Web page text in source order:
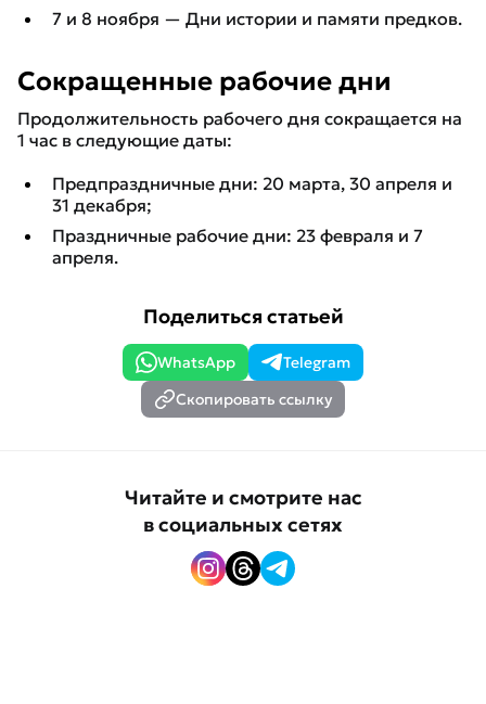
7 и 8 ноября — Дни истории и памяти предков.
Сокращенные рабочие дни
Продолжительность рабочего дня сокращается на
1 час в следующие даты:
Предпраздничные дни: 20 марта, 30 апреля и
31 декабря;
Праздничные рабочие дни: 23 февраля и 7
апреля.
Поделиться статьей
WhatsApp
Telegram
Скопировать ссылку
Читайте и смотрите нас
в социальных сетях